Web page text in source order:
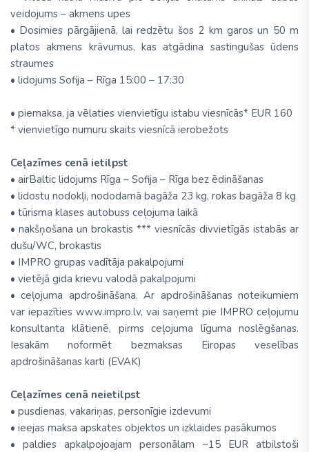
veidojums – akmens upes
• Dosimies pārgājienā, lai redzētu šos 2 km garos un 50 m
platos akmens krāvumus, kas atgādina sastingušas ūdens
straumes
• lidojums Sofija – Rīga 15:00 – 17:30
• piemaksa, ja vēlaties vienvietīgu istabu viesnīcās* EUR 160
* vienvietīgo numuru skaits viesnīcā ierobežots
Ceļazīmes cenā ietilpst
• airBaltic lidojums Rīga – Sofija – Rīga bez ēdināšanas
• lidostu nodokļi, nododamā bagāža 23 kg, rokas bagāža 8 kg
• tūrisma klases autobuss ceļojuma laikā
• nakšņošana un brokastis *** viesnīcās divvietīgās istabās ar
dušu/WC, brokastis
• IMPRO grupas vadītāja pakalpojumi
• vietējā gida krievu valodā pakalpojumi
• ceļojuma apdrošināšana. Ar apdrošināšanas noteikumiem
var iepazīties www.impro.lv, vai saņemt pie IMPRO ceļojumu
konsultanta klātienē, pirms ceļojuma līguma noslēgšanas.
Iesakām noformēt bezmaksas Eiropas veselības
apdrošināšanas karti (EVAK)
Ceļazīmes cenā neietilpst
• pusdienas, vakariņas, personīgie izdevumi
• ieejas maksa apskates objektos un izklaides pasākumos
• paldies apkalpojoajam personālam ~15 EUR atbilstoši